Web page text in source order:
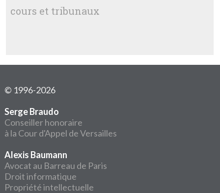
cours et tribunaux
© 1996-2026
Serge Braudo
Conseiller honoraire
à la Cour d'Appel de Versailles
Alexis Baumann
Avocat au Barreau de Paris
Droit informatique
Propriété intellectuelle